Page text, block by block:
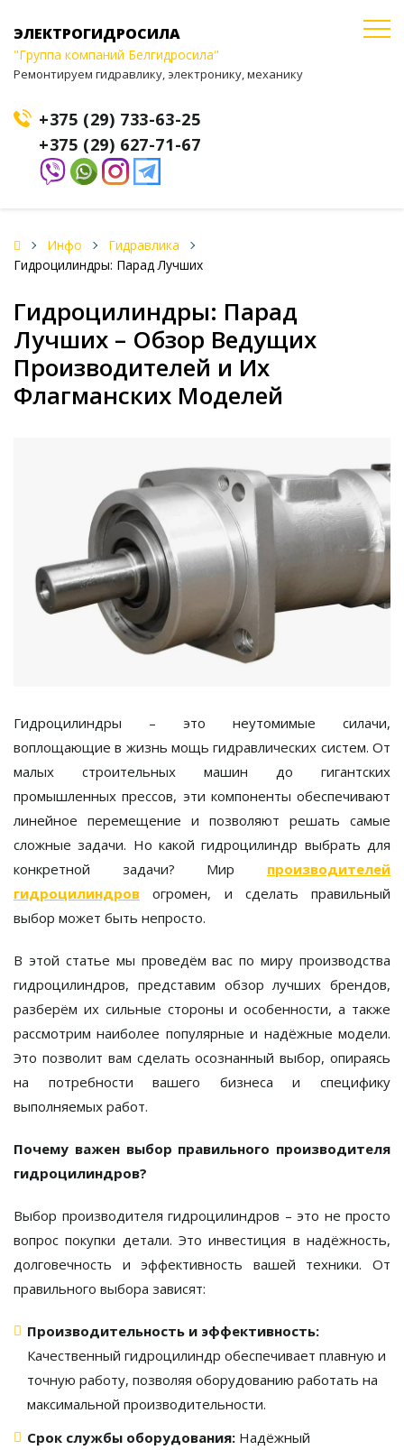
ЭЛЕКТРОГИДРОСИЛА
"Группа компаний Белгидросила"
Ремонтируем гидравлику, электронику, механику
+375 (29) 733-63-25
+375 (29) 627-71-67
Инфо
Гидравлика
Гидроцилиндры: Парад Лучших
Гидроцилиндры: Парад
Лучших – Обзор Ведущих
Производителей и Их
Флагманских Моделей
Гидроцилиндры – это неутомимые силачи,
воплощающие в жизнь мощь гидравлических систем. От
малых строительных машин до гигантских
промышленных прессов, эти компоненты обеспечивают
линейное перемещение и позволяют решать самые
сложные задачи. Но какой гидроцилиндр выбрать для
конкретной задачи? Мир производителей
гидроцилиндров огромен, и сделать правильный
выбор может быть непросто.
В этой статье мы проведём вас по миру производства
гидроцилиндров, представим обзор лучших брендов,
разберём их сильные стороны и особенности, а также
рассмотрим наиболее популярные и надёжные модели.
Это позволит вам сделать осознанный выбор, опираясь
на потребности вашего бизнеса и специфику
выполняемых работ.
Почему важен выбор правильного производителя
гидроцилиндров?
Выбор производителя гидроцилиндров – это не просто
вопрос покупки детали. Это инвестиция в надёжность,
долговечность и эффективность вашей техники. От
правильного выбора зависят:
Производительность и эффективность:
Качественный гидроцилиндр обеспечивает плавную и
точную работу, позволяя оборудованию работать на
максимальной производительности.
Срок службы оборудования: Надёжный